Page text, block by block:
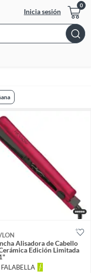
Inicia sesión
Alisadora de Cabello
Edición Limitada